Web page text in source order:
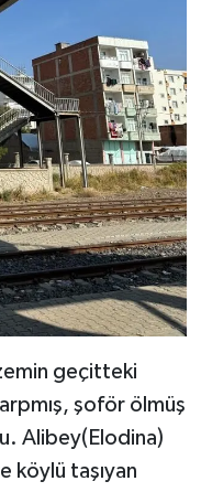
geçitteki
şoför ölmüş
Alibey(Elodina)
köylü taşıyan